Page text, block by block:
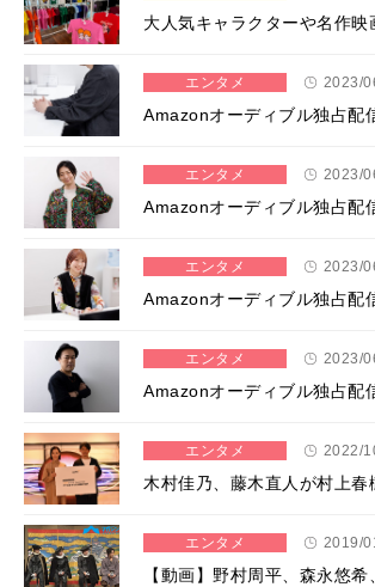
大人気キャラクターや名作
エンタメ 2023/
Amazonオーディブル独占配
エンタメ 2023/
Amazonオーディブル独占配
エンタメ 2023/
Amazonオーディブル独占配
エンタメ 2023/
Amazonオーディブル独占配
エンタメ 2022/
木村佳乃、藤木直人が村上
エンタメ 2019/
【動画】野村周平、森永悠